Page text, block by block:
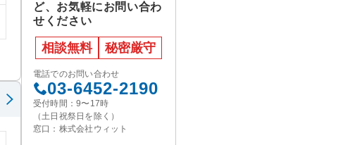
ど、お気軽にお問い合わ
せください
相談無料 秘密厳守
電話でのお問い合わせ
03-6452-2190
受付時間：9〜17時
（土日祝祭日を除く）
窓口：株式会社ウィット